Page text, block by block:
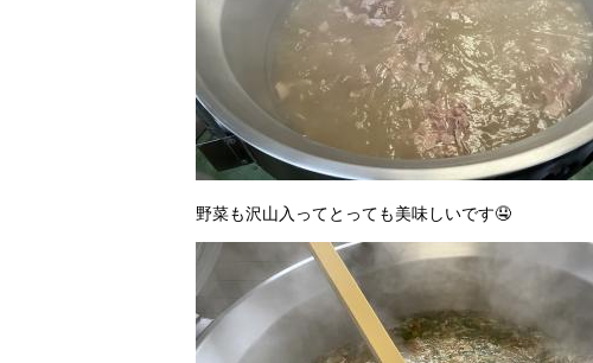
野菜も沢山入ってとっても美味しいです🤤